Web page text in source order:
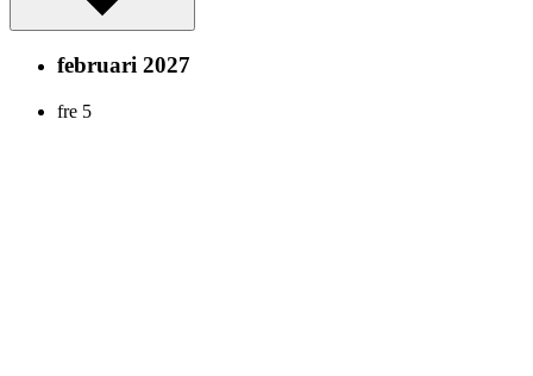
februari 2027
fre 5